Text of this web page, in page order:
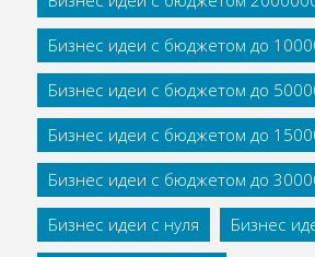
Бизнес идеи с бюджетом до
Бизнес идеи с бюджетом до
Бизнес идеи с бюджетом до
Бизнес идеи с бюджетом до
Бизнес идеи с нуля
Бизнес